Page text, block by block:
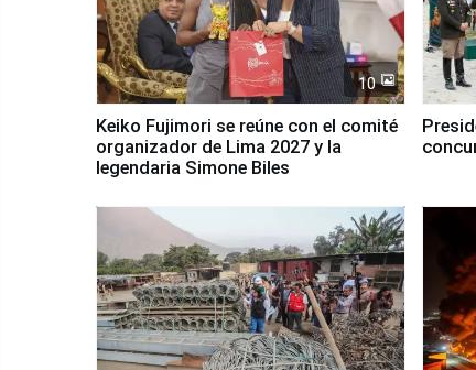
10
Keiko Fujimori se reúne con el comité
organizador de Lima 2027 y la
legendaria Simone Biles